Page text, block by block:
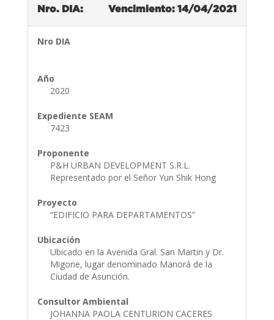
Nro. DIA: Vencimiento: 14/04/2021
Nro DIA
Año
2020
Expediente SEAM
7423
Proponente
P&H URBAN DEVELOPMENT S.R.L.
Representado por el Señor Yun Shik Hong
Proyecto
“EDIFICIO PARA DEPARTAMENTOS”
Ubicación
Ubicado en la Avenida Gral. San Martin y Dr.
Migone, lugar denominado Manorá de la
Ciudad de Asunción.
Consultor Ambiental
JOHANNA PAOLA CENTURION CACERES